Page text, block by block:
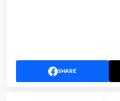
SHARE